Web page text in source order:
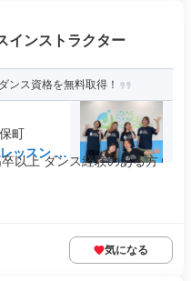
インストラクター
ンス資格を無料取得！
町
ッスン 60
以上 ダンス経験のある方
気になる